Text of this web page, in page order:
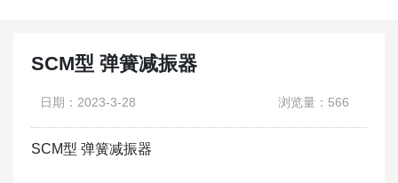
SCM型 弹簧减振器
日期：2023-3-28 浏览量：566
SCM型 弹簧减振器